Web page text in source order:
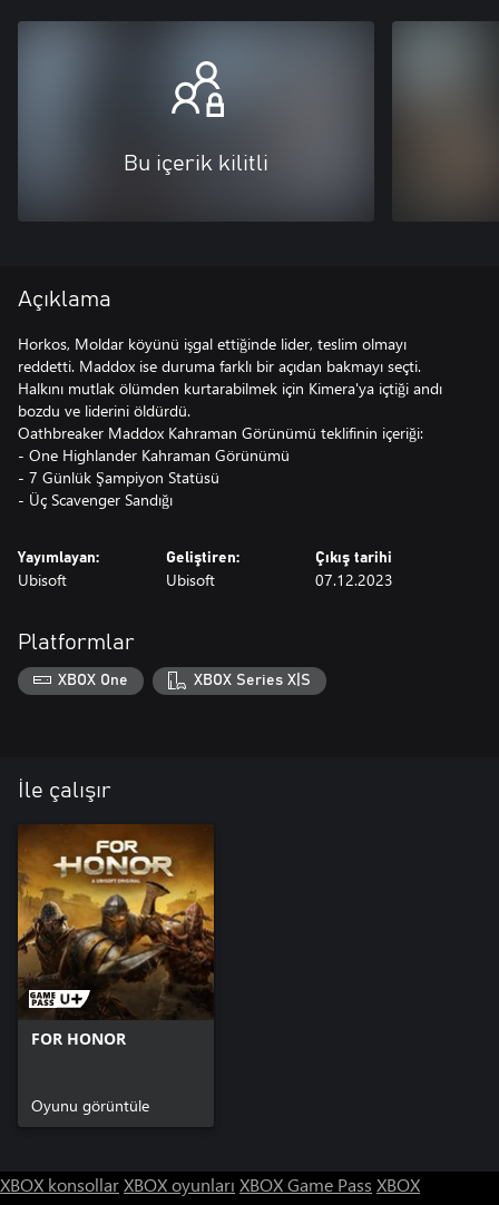
Bu içerik kilitli
Açıklama
Horkos, Moldar köyünü işgal ettiğinde lider, teslim olmayı
reddetti. Maddox ise duruma farklı bir açıdan bakmayı seçti.
Halkını mutlak ölümden kurtarabilmek için Kimera'ya içtiği andı
bozdu ve liderini öldürdü.
Oathbreaker Maddox Kahraman Görünümü teklifinin içeriği:
- One Highlander Kahraman Görünümü
- 7 Günlük Şampiyon Statüsü
- Üç Scavenger Sandığı
Yayımlayan:
Ubisoft
Geliştiren:
Ubisoft
Çıkış tarihi
07.12.2023
Platformlar
XBOX One XBOX Series X|S
İle çalışır
FOR HONOR
Oyunu görüntüle
XBOX konsollarXBOX oyunları XBOX Game Pass XBOX